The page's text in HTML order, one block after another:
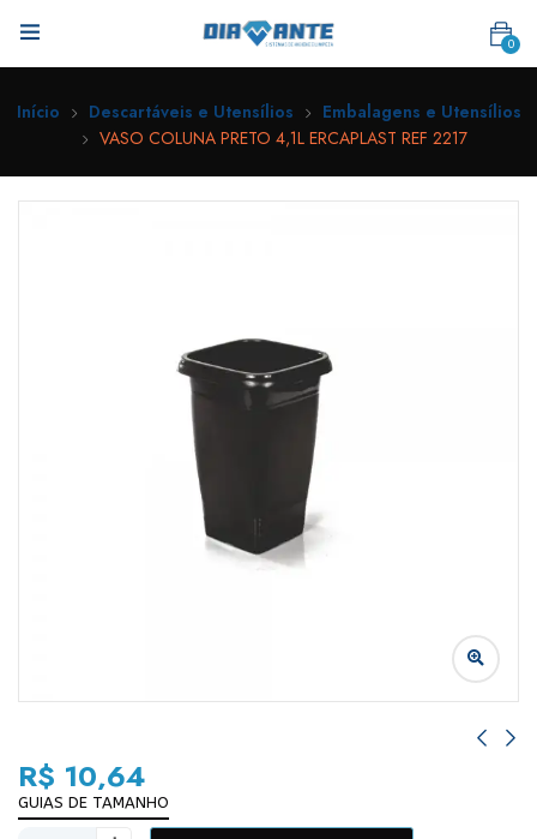
0
Início Descartáveis e Utensílios
Embalagens e Utensílios
VASO COLUNA PRETO 4,1L ERCAPLAST REF 2217
R$ 10,64
GUIAS DE TAMANHO